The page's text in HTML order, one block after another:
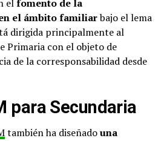
elfomento de la
el ámbito familiarbajo el lema
dirigida principalmente al
Primaria con el objeto de
de la corresponsabilidad desde
para Secundaria
también ha diseñadouna